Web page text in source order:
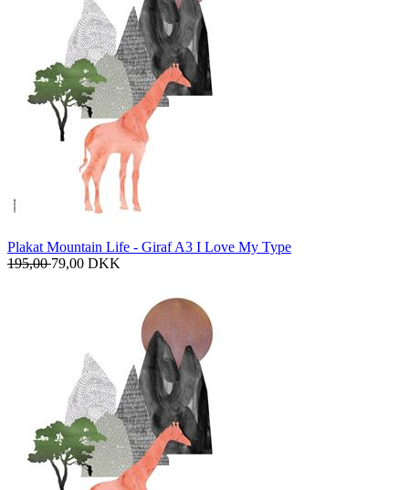
Plakat Mountain Life - Giraf A3 I Love My Type
195,0079,00 DKK